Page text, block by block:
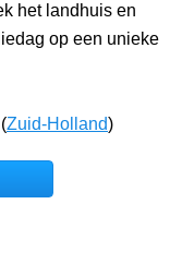
het landhuis en
op een unieke
Zuid-Holland)